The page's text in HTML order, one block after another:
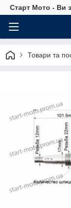
Старт Мото - Ви
Товари та